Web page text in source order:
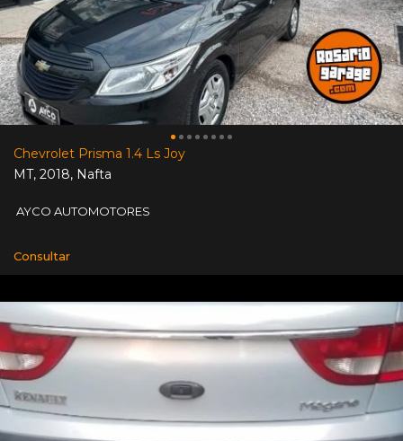
Chevrolet Prisma 1.4 Ls Joy
MT, 2018, Nafta
AYCO AUTOMOTORES
Consultar